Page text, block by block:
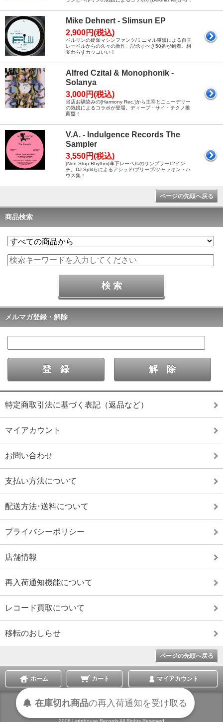
Mike Dehnert - Slimsun EP
2,900円(税込)
ベルリンの硬派マシンファンク/ミニマル重鎮による自主
レーベルからの久々の新作、記念すべき50番が到着。相
変わらずカッコいい！
Alfred Czital & Monophonik -
Solanya
3,000円(税込)
当店お馴染みの[Harmony Rec.]から主宰とニューデリー
の気鋭によるコラボが登場。ディープ・サイ・テクノ推
薦盤！
V.A. - Indulgence Records The
Sampler
3,550円(税込)
[Non Stop Rhythm]傘下レーベルのサンプラー12イン
チ。DJ Splitらによるアシッド/ブリープ/ジャッキン・ハ
ウス集！
ページの先頭へ戻る
商品検索
メルマガ登録・解除
特定商取引法に基づく表記（返品など）
マイアカウント
お問い合わせ
支払い方法について
配送方法･送料について
プライバシーポリシー
店舗情報
再入荷通知機能について
レコード買取について
移転のおしらせ
ページの先頭へ戻る
ホーム カート マイアカウント
表示切替 :スマートフォン|PC版
2008 Lighthouse Records All Rights Reserved
在庫切れ商品の再入荷通知を受け取る